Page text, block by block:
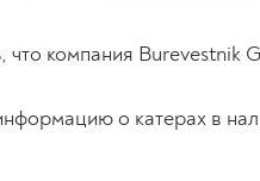
что компания
о катерах в